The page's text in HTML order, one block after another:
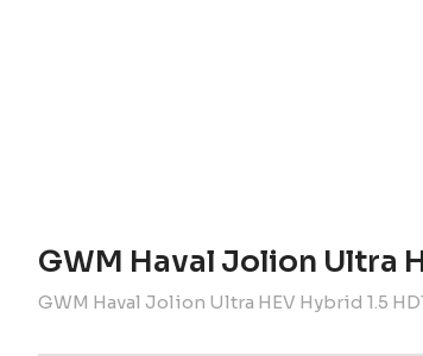
GWM Haval Jolion Ultra
GWM Haval Jolion Ultra HEV Hybrid 1.5